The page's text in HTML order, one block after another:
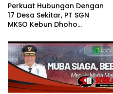
Perkuat Hubungan Dengan
17 Desa Sekitar, PT SGN
MKSO Kebun Dhoho
Gula